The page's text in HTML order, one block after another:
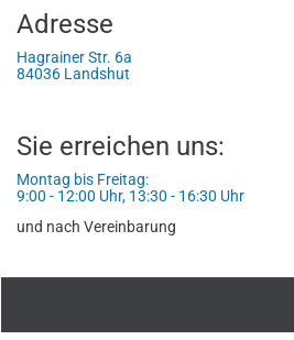
Adresse
Hagrainer Str. 6a
84036 Landshut
Sie erreichen uns:
Montag bis Freitag:
9:00 - 12:00 Uhr, 13:30 - 16:30 Uhr
und nach Vereinbarung